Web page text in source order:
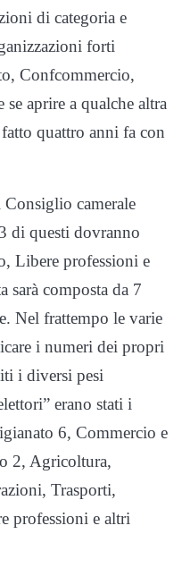
di categoria e
forti
Confcommercio,
aprire a qualche altra
fatto quattro anni fa con
Consiglio camerale
di questi dovranno
Libere professioni e
sarà composta da 7
Nel frattempo le varie
i numeri dei propri
i diversi pesi
erano stati i
6, Commercio e
2, Agricoltura,
Trasporti,
professioni e altri